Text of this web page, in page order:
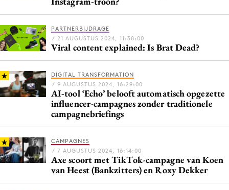
PARTNERBIJDRAGE
/ 21 AUGUSTUS 2024, 11:38:00
Viral content explained: Is Brat Dead?
DIGITAL TRANSFORMATION
/ 9 AUGUSTUS 2024, 16:29:00
AI-tool ‘Echo’ belooft automatisch opgezette
influencer-campagnes zonder traditionele
campagnebriefings
CAMPAGNES
/ 7 AUGUSTUS 2024, 16:14:00
Axe scoort met TikTok-campagne van Koen
van Heest (Bankzitters) en Roxy Dekker